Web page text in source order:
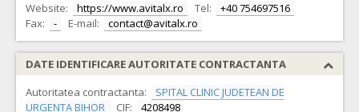
Website:
https://www.avitalx.ro Tel:
+40 754697516
Fax:
- E-mail: contact@avitalx.ro
DATE IDENTIFICARE AUTORITATE CONTRACTANTA
Autoritatea contractanta:
SPITAL CLINIC JUDETEAN DE
URGENTA BIHOR
CIF:
4208498